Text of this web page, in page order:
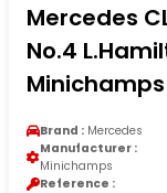
Mercedes
No.4
Minichamps
Brand : Mercedes
Manufacturer :
Minichamps
Reference :